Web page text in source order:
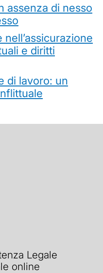
assenza di nesso
e diritti
di lavoro: un
Legale
online